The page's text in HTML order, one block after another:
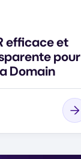
efficace et
pour
Domain